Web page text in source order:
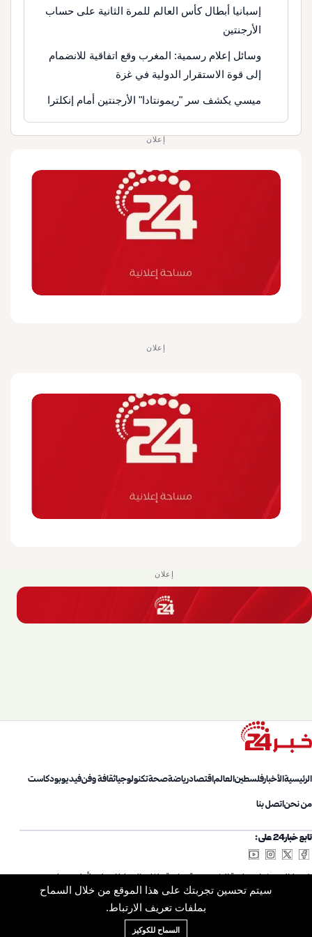
إسبانيا أبطال كأس العالم للمرة الثانية على حساب
الأرجنتين
وسائل إعلام رسمية: المغرب وقع اتفاقية للانضمام
إلى قوة الاستقرار الدولية في غزة
ميسي يكشف سر "ريمونتادا" الأرجنتين أمام إنكلترا
إعلان
إعلان
إعلان
الرئيسيةالأخبارفلسطينالعالماقتصادرياضةصحةتكنولوجياثقافة وفنفيديوبودكاست
من نحناتصل بنا
تابع خبار24 على:
شروط الاستخدامسياسة الخصوصيةسياسة ملفات الارتباطاتصل بناأعلن معنامن نحن
سيتم تحسين تجربتك على هذا الموقع من خلال السماح
بملفات تعريف الارتباط.
السماح للكوكيز